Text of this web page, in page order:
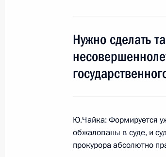
25 июля 2009 года,
открывшегося во
25 июля 2009 года, 11:00
Нужно сделать
Ю.Чайка: Формируется
обжалованы в суде, и
прокурора абсолютно